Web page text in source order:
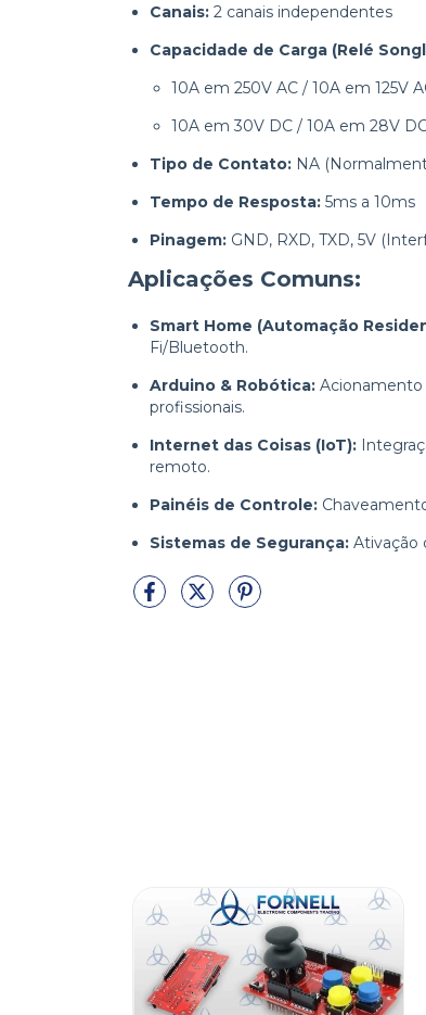
Canais: 2 canais independentes
Capacidade de Carga (Relé
10A em 250V AC / 10A em 125V
10A em 30V DC / 10A em 28V
Tipo de Contato: NA
Tempo de Resposta: 5ms a 10ms
Pinagem: GND, RXD, TXD, 5V
Aplicações Comuns:
Smart Home (Automação
Fi/Bluetooth.
Arduino & Robótica: Acionamento
profissionais.
Internet das Coisas (IoT):
remoto.
Painéis de Controle:
Sistemas de Segurança: Ativação